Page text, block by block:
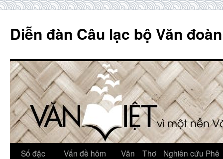
content
Diễn đàn Câu lạc bộ Văn
Số đặc
Vấn đề hôm
Văn Thơ
Nghiên cứu Phê